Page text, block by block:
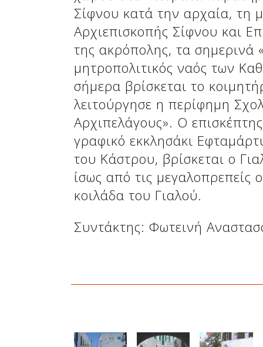
Δείτε μας:
Σίφνου κατά την αρχαία, τη
Αρχιεπισκοπής Σίφνου και
της ακρόπολης, τα σημερινά
μητροπολιτικός ναός των
σήμερα βρίσκεται το
λειτούργησε η περίφημη
Αρχιπελάγους». Ο
γραφικό εκκλησάκι
του Κάστρου, βρίσκεται ο
ίσως από τις
κοιλάδα του Γιαλού.
Συντάκτης: Φωτεινή